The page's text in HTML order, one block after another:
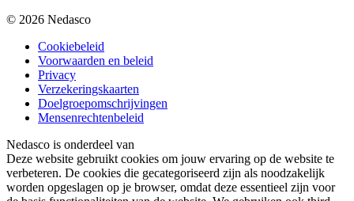
© 2026 Nedasco
Cookiebeleid
Voorwaarden en beleid
Privacy
Verzekeringskaarten
Doelgroepomschrijvingen
Mensenrechtenbeleid
Nedasco is onderdeel van
Deze website gebruikt cookies om jouw ervaring op de website te
verbeteren. De cookies die gecategoriseerd zijn als noodzakelijk
worden opgeslagen op je browser, omdat deze essentieel zijn voor